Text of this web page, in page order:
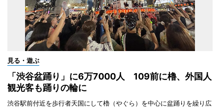
見る・遊ぶ
「渋谷盆踊り」に6万7000人 109前に櫓、外国人
観光客も踊りの輪に
渋谷駅前付近を歩行者天国にして櫓（やぐら）を中心に盆踊りを繰り広